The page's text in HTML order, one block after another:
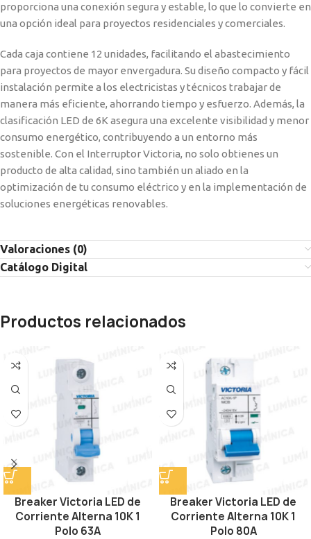
proporciona una conexión segura y estable, lo que lo convierte en
una opción ideal para proyectos residenciales y comerciales.
Cada caja contiene 12 unidades, facilitando el abastecimiento
para proyectos de mayor envergadura. Su diseño compacto y fácil
instalación permite a los electricistas y técnicos trabajar de
manera más eficiente, ahorrando tiempo y esfuerzo. Además, la
clasificación LED de 6K asegura una excelente visibilidad y menor
consumo energético, contribuyendo a un entorno más
sostenible. Con el Interruptor Victoria, no solo obtienes un
producto de alta calidad, sino también un aliado en la
optimización de tu consumo eléctrico y en la implementación de
soluciones energéticas renovables.
Valoraciones (0)
Catálogo Digital
Productos relacionados
Breaker Victoria LED de
Corriente Alterna 10K 1
Polo 63A
Breaker Victoria LED de
Corriente Alterna 10K 1
Polo 80A